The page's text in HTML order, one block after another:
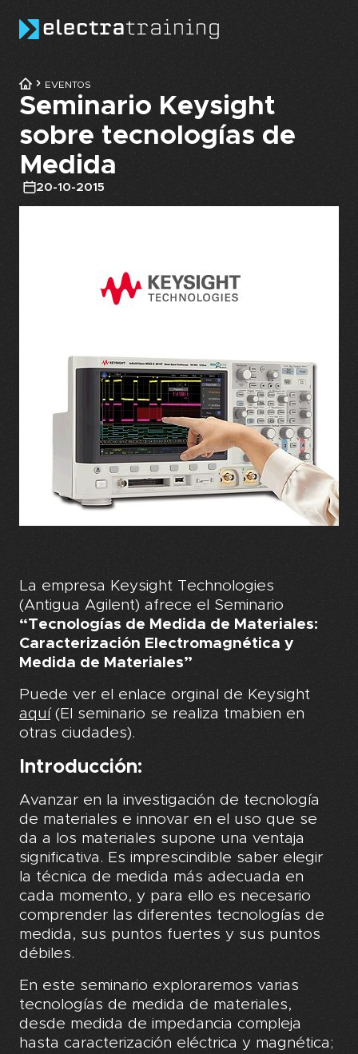
EVENTOS
Seminario Keysight
sobre tecnologías de
Medida
20-10-2015
La empresa Keysight Technologies
(Antigua Agilent) afrece el Seminario
“Tecnologías de Medida de Materiales:
Caracterización Electromagnética y
Medida de Materiales”
Puede ver el enlace orginal de Keysight
aquí(El seminario se realiza tmabien en
otras ciudades).
Introducción:
Avanzar en la investigación de tecnología
de materiales e innovar en el uso que se
da a los materiales supone una ventaja
significativa. Es imprescindible saber elegir
la técnica de medida más adecuada en
cada momento, y para ello es necesario
comprender las diferentes tecnologías de
medida, sus puntos fuertes y sus puntos
débiles.
En este seminario exploraremos varias
tecnologías de medida de materiales,
desde medida de impedancia compleja
hasta caracterización eléctrica y magnética;